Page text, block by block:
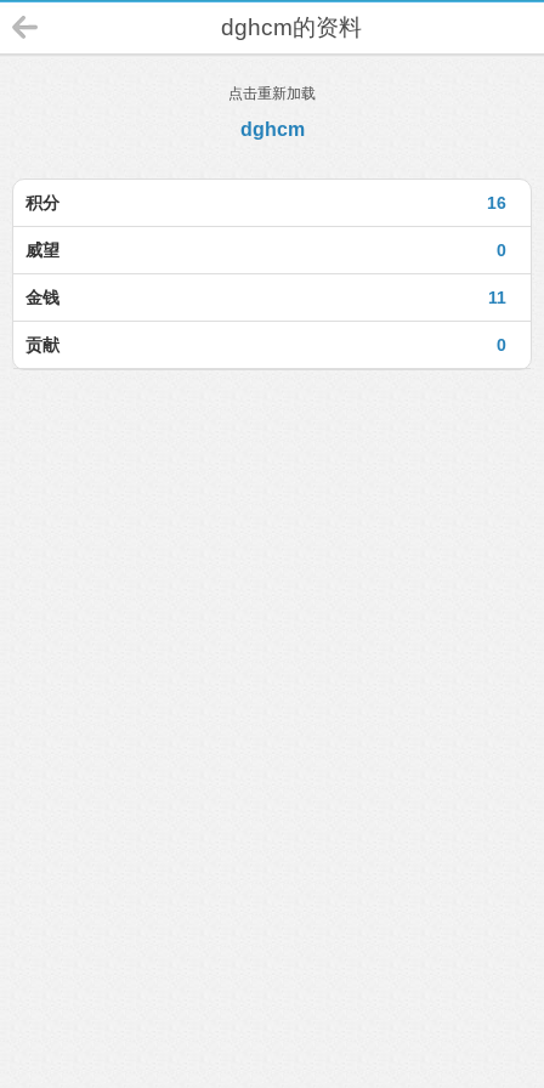
dghcm的资料
点击重新加载
dghcm
16
积分
0
威望
11
金钱
0
贡献